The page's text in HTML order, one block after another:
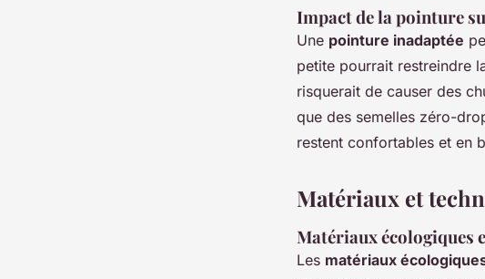
Impact de la pointure
Une pointure inadaptée
petite pourrait restreindre
risquerait de causer des
que des semelles zéro-
restent confortables et en
Matériaux et
Matériaux écologiques
Les matériaux